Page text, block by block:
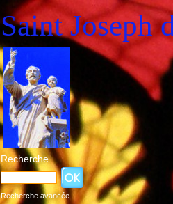
Saint Joseph
Recherche
Recherche avancée